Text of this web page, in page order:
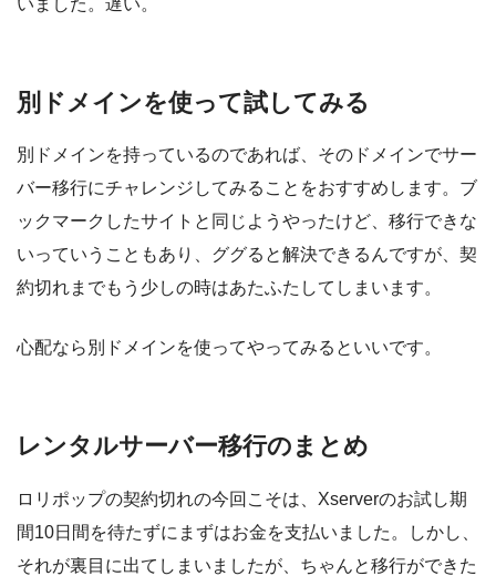
別ドメインを使って試してみる
別ドメインを持っているのであれば、そのドメインでサー
バー移行にチャレンジしてみることをおすすめします。ブ
ックマークしたサイトと同じようやったけど、移行できな
いっていうこともあり、ググると解決できるんですが、契
約切れまでもう少しの時はあたふたしてしまいます。
心配なら別ドメインを使ってやってみるといいです。
レンタルサーバー移行のまとめ
ロリポップの契約切れの今回こそは、Xserverのお試し期
間10日間を待たずにまずはお金を支払いました。しかし、
それが裏目に出てしまいましたが、ちゃんと移行ができた